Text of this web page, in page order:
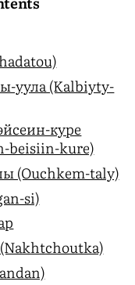
уула (Kalbiyty-
куре
beisiin-kure)
(Ouchkem-taly)
si)